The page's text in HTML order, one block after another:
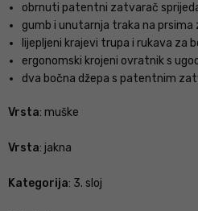
obrnuti patentni zatvarač
gumb i unutarnja traka na prsima
lijepljeni krajevi trupa i rukava za
ergonomski krojeni ovratnik s
dva bočna džepa s patentnim
Vrsta: muške
Vrsta: jakna
Kategorija: 3. sloj